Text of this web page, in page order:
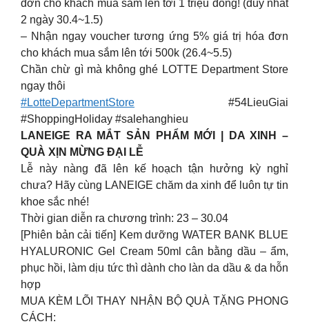
đơn cho khách mua sắm lên tới 1 triệu đồng! (duy nhất
2 ngày 30.4~1.5)
– Nhận ngay voucher tương ứng 5% giá trị hóa đơn
cho khách mua sắm lên tới 500k (26.4~5.5)
Chần chừ gì mà không ghé LOTTE Department Store
ngay thôi
#LotteDepartmentStore #54LieuGiai
#ShoppingHoliday #salehanghieu
LANEIGE RA MẮT SẢN PHẨM MỚI | DA XINH –
QUÀ XỊN MỪNG ĐẠI LỄ
Lễ này nàng đã lên kế hoạch tận hưởng kỳ nghỉ
chưa? Hãy cùng LANEIGE chăm da xinh để luôn tự tin
khoe sắc nhé!
Thời gian diễn ra chương trình: 23 – 30.04
[Phiên bản cải tiến] Kem dưỡng WATER BANK BLUE
HYALURONIC Gel Cream 50ml cân bằng dầu – ẩm,
phục hồi, làm dịu tức thì dành cho làn da dầu & da hỗn
hợp
MUA KÈM LÕI THAY NHẬN BỘ QUÀ TẶNG PHONG
CÁCH: